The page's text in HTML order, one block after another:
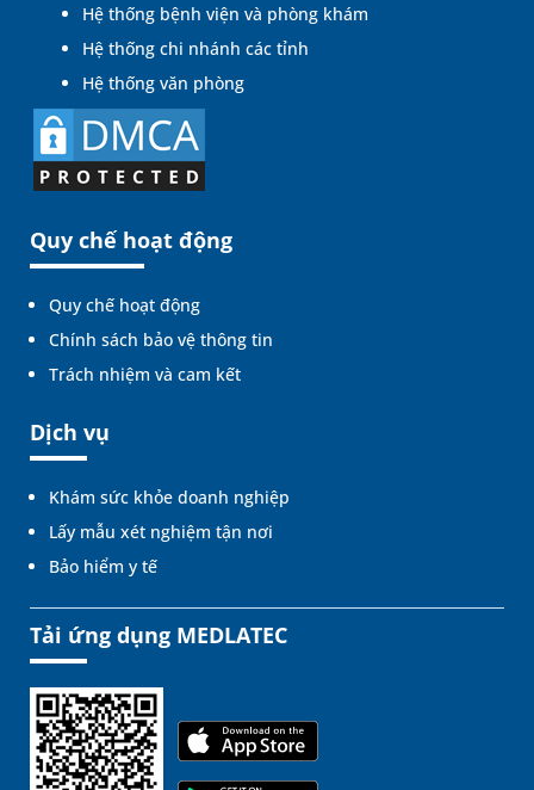
Hệ thống bệnh viện và phòng khám
Hệ thống chi nhánh các tỉnh
Hệ thống văn phòng
Quy chế hoạt động
Quy chế hoạt động
Chính sách bảo vệ thông tin
Trách nhiệm và cam kết
Dịch vụ
Khám sức khỏe doanh nghiệp
Lấy mẫu xét nghiệm tận nơi
Bảo hiểm y tế
Tải ứng dụng MEDLATEC